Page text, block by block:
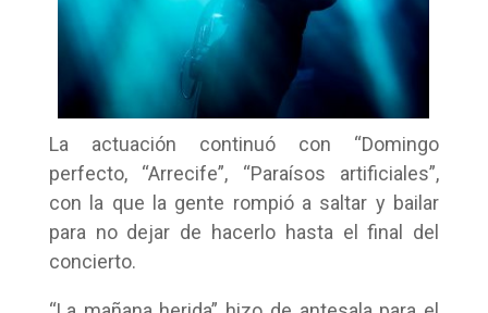
La actuación continuó con “Domingo
perfecto, “Arrecife”, “Paraísos artificiales”,
con la que la gente rompió a saltar y bailar
para no dejar de hacerlo hasta el final del
concierto.